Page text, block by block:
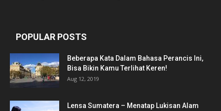
POPULAR POSTS
Beberapa Kata Dalam Bahasa Perancis Ini,
Bisa Bikin Kamu Terlihat Keren!
Aug 12, 2019
Lensa Sumatera – Menatap Lukisan Alam